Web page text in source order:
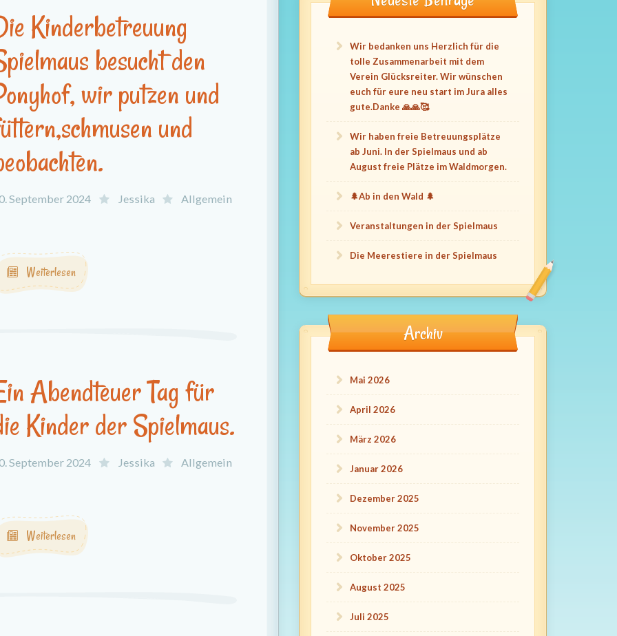
Kinderbetreuung
besucht den
wir putzen und
und
September 2024 Jessika Allgemein
Weiterlesen
Abendteuer Tag für
Kinder der Spielmaus.
September 2024 Jessika Allgemein
Weiterlesen
Wir bedanken uns Herzlich für die
tolle Zusammenarbeit mit dem
Verein Glücksreiter. Wir wünschen
euch für eure neu start im Jura alles
gute.Danke 🙏🙏🥰
Wir haben freie Betreuungsplätze
ab Juni. In der Spielmaus und ab
August freie Plätze im Waldmorgen.
🌲Ab in den Wald 🌲
Veranstaltungen in der Spielmaus
Die Meerestiere in der Spielmaus
Archiv
Mai 2026
April 2026
März 2026
Januar 2026
Dezember 2025
November 2025
Oktober 2025
August 2025
Juli 2025